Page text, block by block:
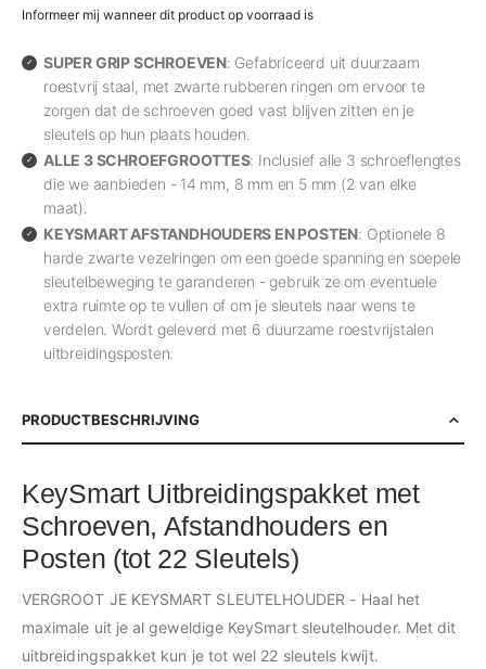
Informeer mij wanneer dit product op voorraad is
SUPER GRIP SCHROEVEN: Gefabriceerd uit duurzaam
roestvrij staal, met zwarte rubberen ringen om ervoor te
zorgen dat de schroeven goed vast blijven zitten en je
sleutels op hun plaats houden.
ALLE 3 SCHROEFGROOTTES: Inclusief alle 3 schroeflengtes
die we aanbieden - 14 mm, 8 mm en 5 mm (2 van elke
maat).
KEYSMART AFSTANDHOUDERS EN POSTEN: Optionele 8
harde zwarte vezelringen om een goede spanning en soepele
sleutelbeweging te garanderen - gebruik ze om eventuele
extra ruimte op te vullen of om je sleutels naar wens te
verdelen. Wordt geleverd met 6 duurzame roestvrijstalen
uitbreidingsposten.
PRODUCTBESCHRIJVING
KeySmart Uitbreidingspakket met
Schroeven, Afstandhouders en
Posten (tot 22 Sleutels)
VERGROOT JE KEYSMART SLEUTELHOUDER - Haal het
maximale uit je al geweldige KeySmart sleutelhouder. Met dit
uitbreidingspakket kun je tot wel 22 sleutels kwijt.